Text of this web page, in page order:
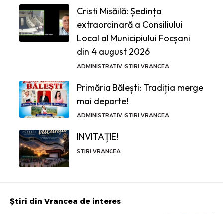
Cristi Misăilă: Ședința
extraordinară a Consiliului
Local al Municipiului Focșani
din 4 august 2026
ADMINISTRATIV STIRI VRANCEA
Primăria Bălești: Tradiția merge
mai departe!
ADMINISTRATIV STIRI VRANCEA
INVITAȚIE!
STIRI VRANCEA
Știri din Vrancea de interes